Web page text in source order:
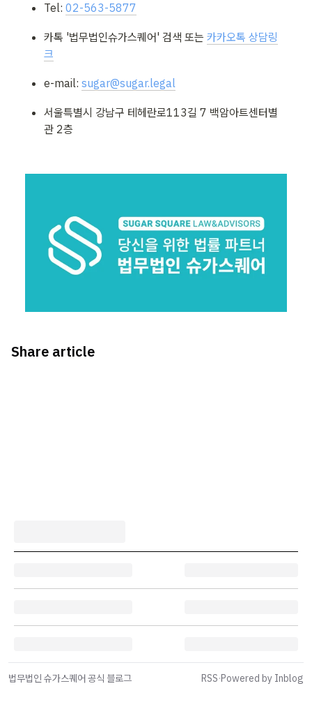
Tel: 02-563-5877
카톡 '법무법인슈가스퀘어' 검색 또는 카카오톡 상담링
크
e-mail: sugar@sugar.legal
서울특별시 강남구 테헤란로113길 7 백암아트센터별
관 2층
Share article
법무법인 슈가스퀘어 공식 블로그 RSS·Powered by Inblog